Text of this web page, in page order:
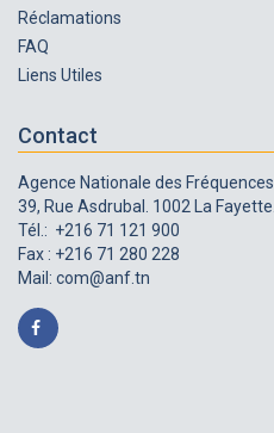
Réclamations
FAQ
Liens Utiles
Contact
Agence Nationale des Fréquences
39, Rue Asdrubal. 1002 La Fayette.
Tél.: +216 71 121 900
Fax : +216 71 280 228
Mail: com@anf.tn